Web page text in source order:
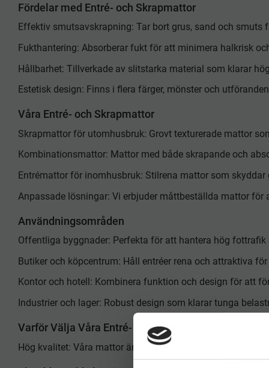
Fördelar med Entré- och Skrapmattor
Effektiv smutsavskrapning: Tar bort grus, sand och
Fukthantering: Absorberar fukt för att minimera halkrisk
Hållbarhet: Tillverkade av slitstarka material som klarar
Estetisk design: Finns i flera färger, mönster och
Våra Entré- och Skrapmattor
Skrapmattor för utomhusbruk: Grovt texturerade mattor
Kombinationsmattor: Mattor med både skrapande och
Entrémattor för inomhusbruk: Stilrena mattor som
Anpassade lösningar: Vi erbjuder måttbeställda mattor för
Användningsområden
Offentliga byggnader: Perfekta för att hantera hög
Butiker och köpcentrum: Håll entréer rena och attraktiva
Kontor och hotell: Kombinera funktion och design för att
Industrier och lager: Robust design som klarar tunga
Varför Välja Våra Entré- och Skrapmattor?
Hög kvalitet: Våra mattor är tillverkade för att leverera